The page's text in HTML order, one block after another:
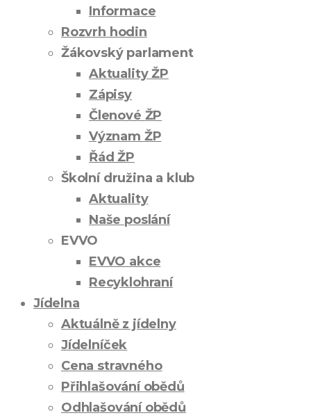
Informace
Rozvrh hodin
Žákovský parlament
Aktuality ŽP
Zápisy
Členové ŽP
Význam ŽP
Řád ŽP
Školní družina a klub
Aktuality
Naše poslání
EVVO
EVVO akce
Recyklohraní
Jídelna
Aktuálně z jídelny
Jídelníček
Cena stravného
Přihlašování obědů
Odhlašování obědů